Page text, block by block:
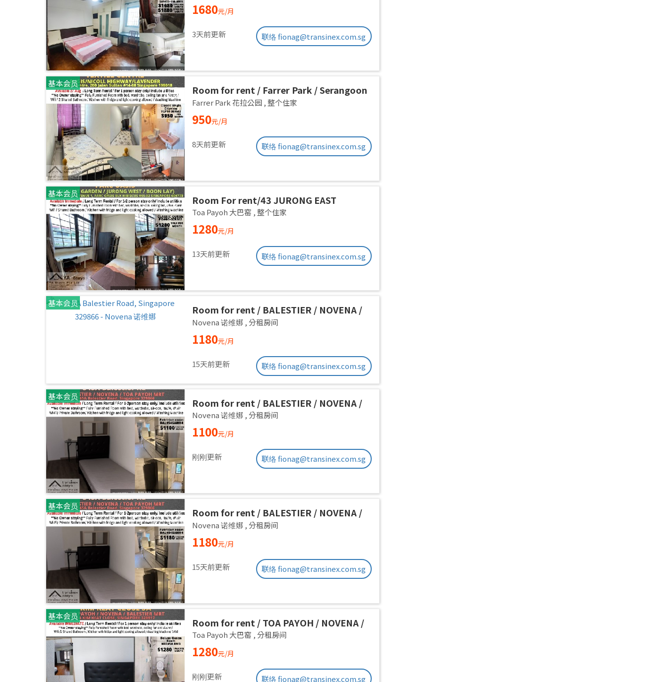
1680元/月
3天前更新 联络 fionag@transinex.com.sg
基本会员
Room for rent / Farrer Park / Serangoon
/ Common room / 1pax stay / Available
27 Aug
Farrer Park 花拉公园 ,整个住家
950元/月
8天前更新 联络 fionag@transinex.com.sg
基本会员
Room For rent/43 JURONG EAST
AVENUE 1, PARC OASIS BLK HIBISCUS
60977 Road/commen /for 1pax/
Available Immediate
Toa Payoh 大巴窑 ,整个住家
1280元/月
13天前更新 联络 fionag@transinex.com.sg
基本会员
Room for rent / BALESTIER / NOVENA /
Common room / 1pax stay / Available
immediate
Novena 诺维娜 ,分租房间
1180元/月
15天前更新 联络 fionag@transinex.com.sg
基本会员
Room for rent / BALESTIER / NOVENA /
Common room / 1pax stay / Available
immediate
Novena 诺维娜 ,分租房间
1100元/月
刚刚更新 联络 fionag@transinex.com.sg
基本会员
Room for rent / BALESTIER / NOVENA /
Common room / 1pax stay / Available
immediate
Novena 诺维娜 ,分租房间
1180元/月
15天前更新 联络 fionag@transinex.com.sg
基本会员
Room for rent / TOA PAYOH / NOVENA /
Common room / 1pax stay / Available
immediate
Toa Payoh 大巴窑 ,分租房间
1280元/月
刚刚更新 联络 fionag@transinex.com.sg